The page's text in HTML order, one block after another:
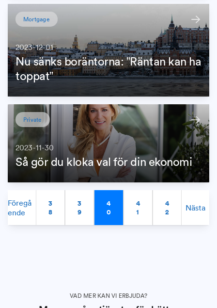
Mortgage
2023-12-01
Nu sänks boräntorna: ”Räntan kan ha
toppat”
Private
2023-11-30
Så gör du kloka val för din ekonomi
Föregå
ende
3
8
3
9
4
0
4
1
4
2
Nästa
VAD MER KAN VI ERBJUDA?